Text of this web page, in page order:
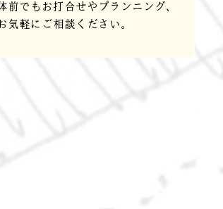
前でもお打合せやプランニング、
気軽にご相談ください。